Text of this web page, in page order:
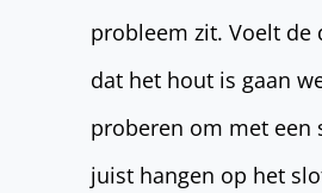
probleem zit. Voelt de
dat het hout is gaan
proberen om met een
juist hangen op het